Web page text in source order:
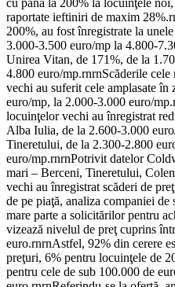
cu până la 200% la locuinţele
raportate ieftiniri de maxim
200%, au fost înregistrate la
3.000-3.500 euro/mp la 4.800-
Unirea Vitan, de 171%, de la
4.800 euro/mp.rnrnScăderile cele
vechi au suferit cele amplasate în
euro/mp, la 2.000-3.000 euro/
locuinţelor vechi au înregistrat
Alba Iulia, de la 2.600-3.000
Tineretului, de la 2.300-2.800
euro/mp.rnrnPotrivit datelor
mari – Berceni, Tineretului,
vechi au înregistrat scăderi de
de pe piaţă, analiza companiei
mare parte a solicitărilor pentru
vizează nivelul de preţ cuprins
euro.rnrnAstfel, 92% din cerere
preţuri, 6% pentru locuinţele de
pentru cele de sub 100.000 de